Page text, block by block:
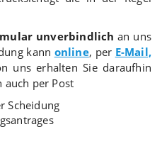
unverbindlich an uns
kann online, per E-Mail,
uns erhalten Sie daraufhin
auch per Post
Scheidung